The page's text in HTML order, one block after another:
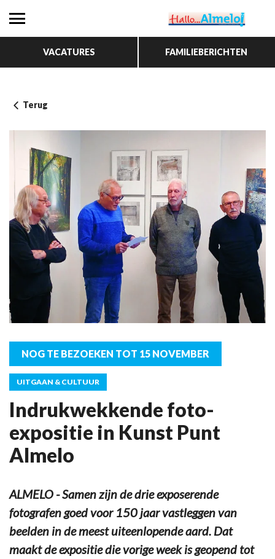
VACATURES FAMILIEBERICHTEN
Terug
NOG TE BEZOEKEN TOT 15 NOVEMBER
UITGAAN & CULTUUR
Indrukwekkende foto-
expositie in Kunst Punt
Almelo
ALMELO - Samen zijn de drie exposerende
fotografen goed voor 150 jaar vastleggen van
beelden in de meest uiteenlopende aard. Dat
maakt de expositie die vorige week is geopend tot